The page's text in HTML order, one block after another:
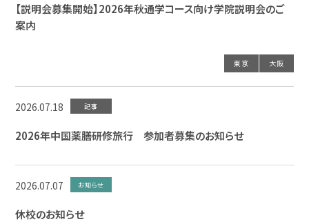
【説明会募集開始】2026年秋通学コース向け学院説明会のご
案内
東京 大阪
2026.07.18 記事
2026年中国薬膳研修旅行 参加者募集のお知らせ
2026.07.07 お知らせ
休校のお知らせ